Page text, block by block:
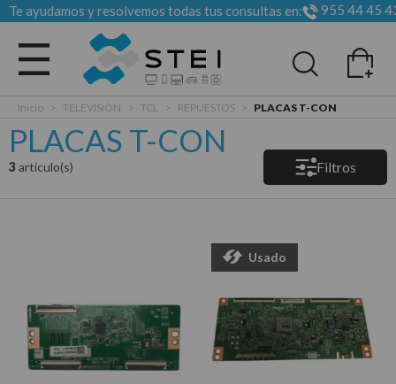
Te ayudamos y resolvemos todas tus consultas en: 955 44 45
Todas las categorias
Inicio > TELEVISIÓN > TCL > REPUESTOS > PLACAS T-CON
PLACAS T-CON
3 articulo(s) Filtros
Usado